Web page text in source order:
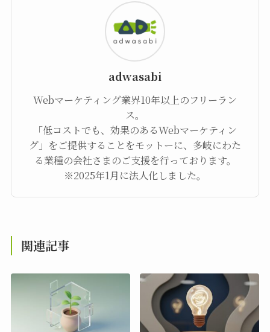
adwasabi
Webマーケティング業界10年以上のフリーラン
ス。
「低コストでも、効果のあるWebマーケティン
グ」をご提供することをモットーに、多岐にわた
る業種の会社さまのご支援を行っております。
※2025年1月に法人化しました。
関連記事